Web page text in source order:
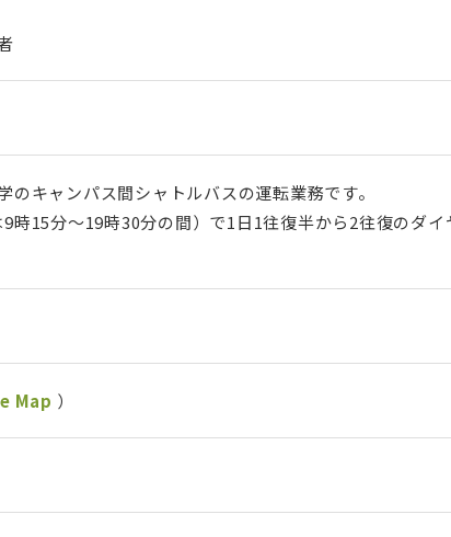
キャンパス間シャトルバスの運転業務です。
時15分～19時30分の間）で1日1往復半から2往復のダ
Map ）